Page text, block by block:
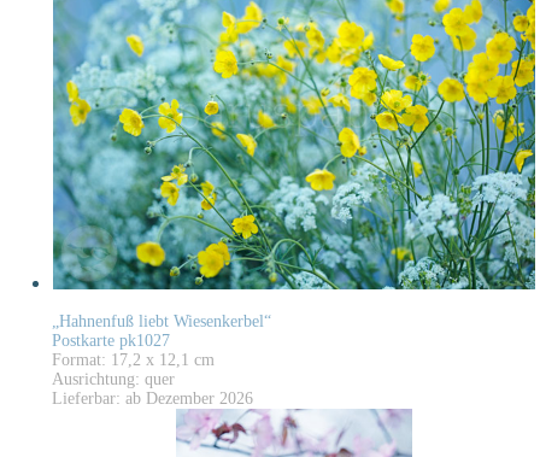
„Hahnenfuß liebt Wiesenkerbel“
Postkarte pk1027
Format: 17,2 x 12,1 cm
Ausrichtung: quer
Lieferbar: ab Dezember 2026